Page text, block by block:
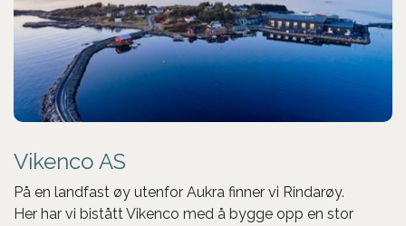
Vikenco AS
På en landfast øy utenfor Aukra finner vi Rindarøy.
Her har vi bistått Vikenco med å bygge opp en stor